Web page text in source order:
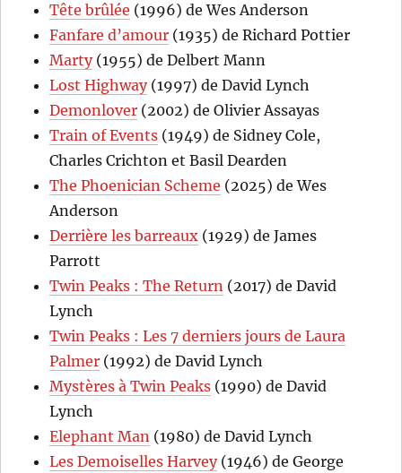
Tête brûlée (1996) de Wes Anderson
Fanfare d’amour (1935) de Richard Pottier
Marty(1955) de Delbert Mann
Lost Highway(1997) de David Lynch
Demonlover (2002) de Olivier Assayas
Train of Events (1949) de Sidney Cole,
Charles Crichton et Basil Dearden
The Phoenician Scheme (2025) de Wes
Anderson
Derrière les barreaux (1929) de James
Parrott
Twin Peaks : The Return (2017) de David
Lynch
Twin Peaks : Les 7 derniers jours de Laura
Palmer (1992) de David Lynch
Mystères à Twin Peaks (1990) de David
Lynch
Elephant Man (1980) de David Lynch
Les Demoiselles Harvey(1946) de George